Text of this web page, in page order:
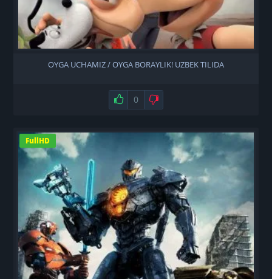
OYGA UCHAMIZ / OYGA BORAYLIK! UZBEK TILIDA
Нравится
0 Не нравится
FullHD